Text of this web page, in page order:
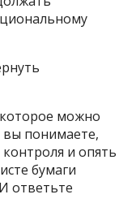
можно
понимаете,
и опять
бумаги
ответьте